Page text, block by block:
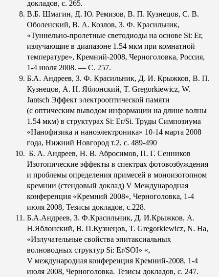
докладов, с. 265.
В.Б. Шмагин, Д. Ю. Ремизов, В. П. Кузнецов, С. В.
Оболенский, В. А. Козлов, З. Ф. Красильник,
«Туннельно-пролетные светодиоды на основе Si: Er,
излучающие в диапазоне 1.54 мкм при комнатной
температуре», Кремний-2008, Черноголовка, Россия,
1-4 июля 2008. — С. 257.
Б.А. Андреев, З. Ф. Красильник, Д. И. Крыжков, В. П.
Кузнецов, А. Н. Яблонский, T. Gregorkiewicz, W.
Jantsch Эффект электрооптической памяти
(с оптическим выводом информации на длине волны
1.54 мкм) в структурах Si: Er/Si. Труды Симпозиума
«Нанофизика и наноэлектроника» 10-14 марта 2008
года, Нижний Новгород т.2, с. 489-490
Б. А. Андреев, Н. В. Абросимов, П. Г. Сенников
Изотопические эффекты в спектрах фотовозбуждения
и проблемы определения примесей в моноизотопном
кремнии (стендовый доклад) V Международная
конференция «Кремний 2008», Черноголовка, 1-4
июля 2008, Тезисы докладов, с.228.
Б.А.Андреев, З. Ф.Красильник, Д. И.Крыжков, А.
Н.Яблонский, В. П.Кузнецов, T. Gregorkiewicz, N. Ha,
«Излучательные свойства эпитаксиальных
волноводных структур Si: Er/SOI» «,
V международная конференция Кремний-2008, 1-4
июля 2008, Черноголовка. Тезисы докладов, с. 247.